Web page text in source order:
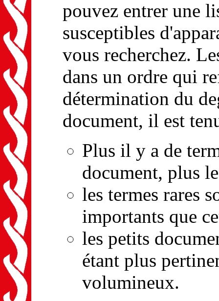
pouvez entrer une
susceptibles
vous recherchez.
dans un ordre qui
détermination du
document, il est
Plus il y a de
document, plus
les termes rares
importants que
les petits
étant plus
volumineux.